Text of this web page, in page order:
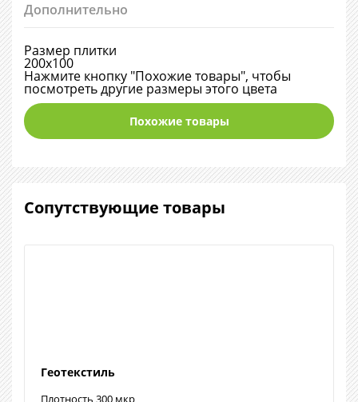
Дополнительно
Размер плитки
200х100
Нажмите кнопку "Похожие товары", чтобы
посмотреть другие размеры этого цвета
Похожие товары
Сопутствующие товары
Геотекстиль
Плотность 300 мкр